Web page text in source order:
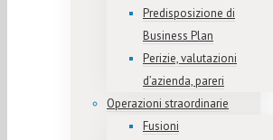
Predisposizione di
Business Plan
Perizie, valutazioni
d’azienda, pareri
Operazioni straordinarie
Fusioni